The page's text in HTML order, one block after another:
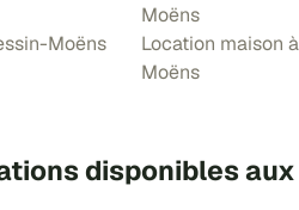
Moëns
Moëns
Location maison
Moëns
disponibles